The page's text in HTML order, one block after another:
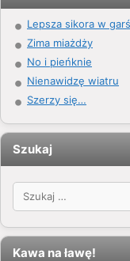
Lepsza sikora w
Zima miażdży
No i pieńknie
Nienawidzę wiatru
Szerzy się…
Szukaj
Szukaj:
Kawa na ławę!